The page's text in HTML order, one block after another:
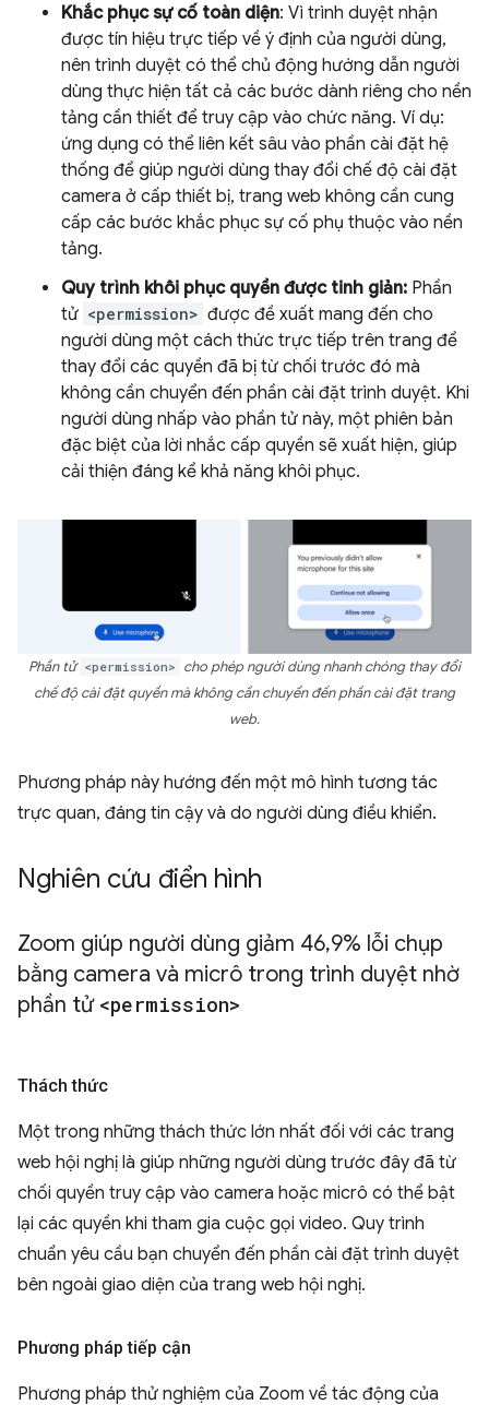
Khắc phục sự cố toàn diện: Vì trình duyệt nhận
được tín hiệu trực tiếp về ý định của người dùng,
nên trình duyệt có thể chủ động hướng dẫn người
dùng thực hiện tất cả các bước dành riêng cho nền
tảng cần thiết để truy cập vào chức năng. Ví dụ:
ứng dụng có thể liên kết sâu vào phần cài đặt hệ
thống để giúp người dùng thay đổi chế độ cài đặt
camera ở cấp thiết bị, trang web không cần cung
cấp các bước khắc phục sự cố phụ thuộc vào nền
tảng.
Quy trình khôi phục quyền được tinh giản: Phần
tử <permission> được đề xuất mang đến cho
người dùng một cách thức trực tiếp trên trang để
thay đổi các quyền đã bị từ chối trước đó mà
không cần chuyển đến phần cài đặt trình duyệt. Khi
người dùng nhấp vào phần tử này, một phiên bản
đặc biệt của lời nhắc cấp quyền sẽ xuất hiện, giúp
cải thiện đáng kể khả năng khôi phục.
Phần tử <permission> cho phép người dùng nhanh chóng thay đổi
chế độ cài đặt quyền mà không cần chuyển đến phần cài đặt trang
web.
Phương pháp này hướng đến một mô hình tương tác
trực quan, đáng tin cậy và do người dùng điều khiển.
Nghiên cứu điển hình
Zoom giúp người dùng giảm 46,9% lỗi chụp
bằng camera và micrô trong trình duyệt nhờ
phần tử <permission>
Thách thức
Một trong những thách thức lớn nhất đối với các trang
web hội nghị là giúp những người dùng trước đây đã từ
chối quyền truy cập vào camera hoặc micrô có thể bật
lại các quyền khi tham gia cuộc gọi video. Quy trình
chuẩn yêu cầu bạn chuyển đến phần cài đặt trình duyệt
bên ngoài giao diện của trang web hội nghị.
Phương pháp tiếp cận
Phương pháp thử nghiệm của Zoom về tác động của